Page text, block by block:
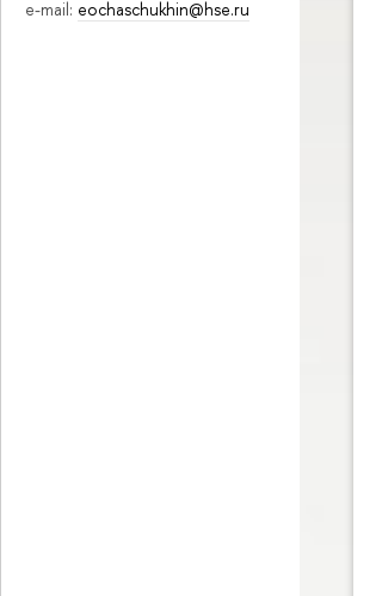
e-mail: eochaschukhin@hse.ru